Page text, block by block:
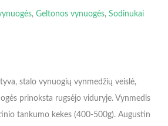
, Geltonos vynuogės, Sodinukai
stalo vynuogių vynmedžių veislė,
prinoksta rugsėjo viduryje. Vynmedis
tankumo kekes (400-500g). Augustin